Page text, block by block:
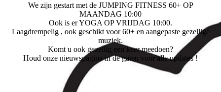
We zijn gestart met de JUMPING FITNESS 60+ OP
MAANDAG 10:00
Ook is er YOGA OP VRIJDAG 10:00.
Laagdrempelig , ook geschikt voor 60+ en aangepaste gezellige
muziek.
Komt u ook gezellig een keer meedoen?
Houd onze nieuwspagina in de gaten voor alle updates !